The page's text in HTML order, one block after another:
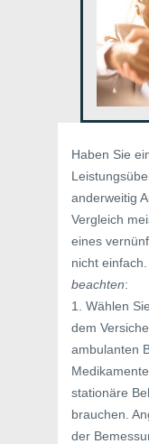
Haben Sie
anderweitig
Vergleich
eines
nicht einfach.
beachten:
1. Wählen
dem
ambulanten
stationäre
brauchen.
der